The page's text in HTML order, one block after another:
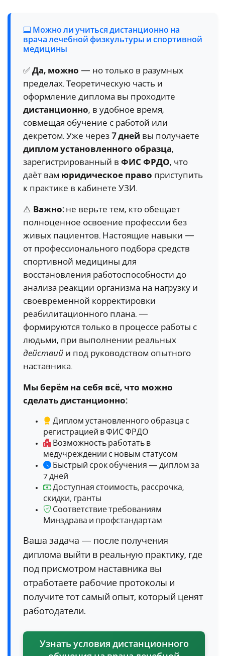
Можно ли учиться дистанционно на
врача лечебной физкультуры и спортивной
медицины
✅ Да, можно — но только в разумных
пределах. Теоретическую часть и
оформление диплома вы проходите
дистанционно, в удобное время,
совмещая обучение с работой или
декретом. Уже через 7 дней вы получаете
диплом установленного образца,
зарегистрированный в ФИС ФРДО, что
даёт вам юридическое право приступить
к практике в кабинете УЗИ.
⚠️ Важно:не верьте тем, кто обещает
полноценное освоение профессии без
живых пациентов. Настоящие навыки —
от профессионального подбора средств
спортивной медицины для
восстановления работоспособности до
анализа реакции организма на нагрузку и
своевременной корректировки
реабилитационного плана. —
формируются только в процессе работы с
людьми, при выполнении реальных
действий и под руководством опытного
наставника.
Мы берём на себя всё, что можно
сделать дистанционно:
Диплом установленного образца с
регистрацией в ФИС ФРДО
Возможность работать в
медучреждении с новым статусом
Быстрый срок обучения — диплом за
7 дней
Доступная стоимость, рассрочка,
скидки, гранты
Соответствие требованиям
Минздрава и профстандартам
Ваша задача — после получения
диплома выйти в реальную практику, где
под присмотром наставника вы
отработаете рабочие протоколы и
получите тот самый опыт, который ценят
работодатели.
Узнать условия дистанционного